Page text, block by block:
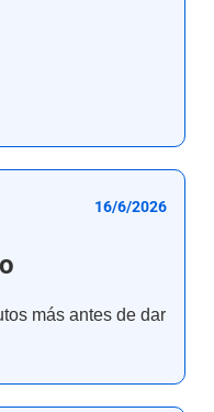
16/6/2026
más antes de dar